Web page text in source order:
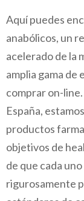
Aquí puedes
anabólicos, un
acelerado de la
amplia gama de
comprar on-
España,
productos
objetivos de
de que cada
rigurosamente